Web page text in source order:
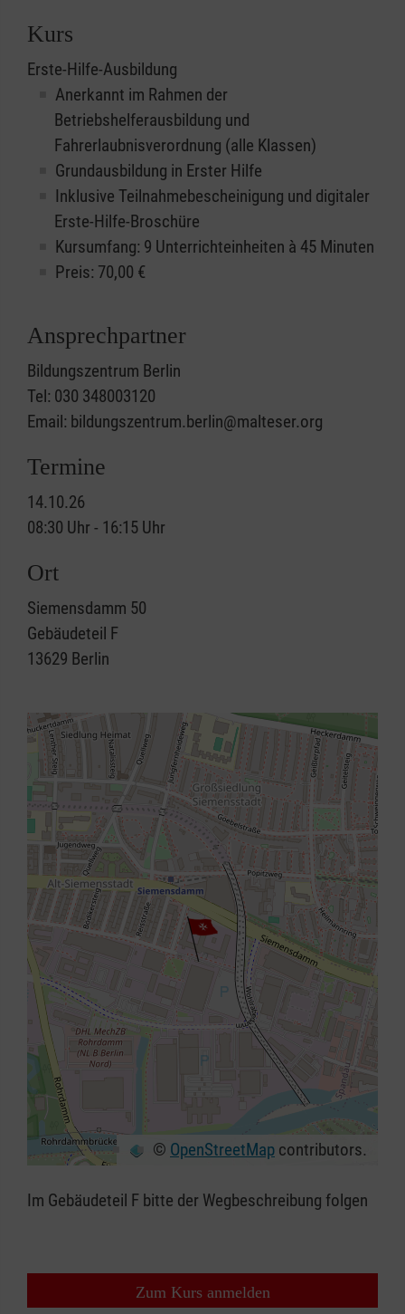
Kurs
Erste-Hilfe-Ausbildung
Anerkannt im Rahmen der
Betriebshelferausbildung und
Fahrerlaubnisverordnung (alle Klassen)
Grundausbildung in Erster Hilfe
Inklusive Teilnahmebescheinigung und digitaler
Erste-Hilfe-Broschüre
Kursumfang: 9 Unterrichteinheiten à 45 Minuten
Preis: 70,00 €
Ansprechpartner
Bildungszentrum Berlin
Tel: 030 348003120
Email: bildungszentrum.berlin@malteser.org
Termine
14.10.26
08:30 Uhr - 16:15 Uhr
Ort
Siemensdamm 50
Gebäudeteil F
13629 Berlin
⇧
© OpenStreetMap contributors.
Im Gebäudeteil F bitte der Wegbeschreibung folgen
Zum Kurs anmelden